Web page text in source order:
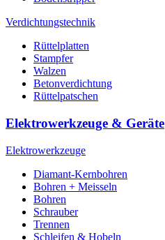
Verdichtungstechnik
Rüttelplatten
Stampfer
Walzen
Betonverdichtung
Rüttelpatschen
Elektrowerkzeuge & Geräte
Elektrowerkzeuge
Diamant-Kernbohren
Bohren + Meisseln
Bohren
Schrauber
Trennen
Schleifen & Hobeln